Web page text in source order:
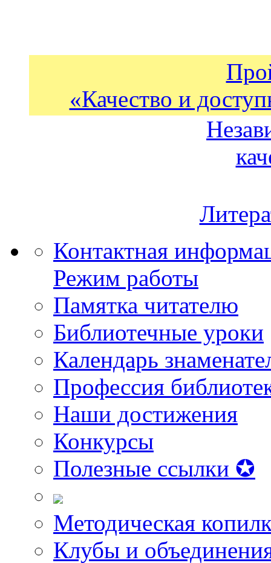
«Качество и
Контактная
Режим работы
Памятка читателю
Библиотечные уроки
Календарь
Профессия
Наши достижения
Конкурсы
Полезные ссылки ✪
Методическая
Клубы и